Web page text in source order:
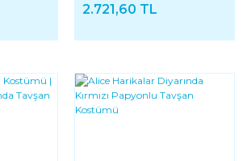
2.721,60 TL